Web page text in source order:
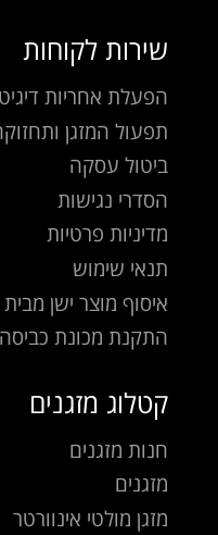
שירות לקוחות
הפעלת אחריות
תפעול המזגן
ביטול עסקה
הסדרי נגישות
מדיניות פרטיות
תנאי שימוש
איסוף מוצר ישן
התקנת מכונת
קטלוג מזגנים
חנות מזגנים
מזגנים
מזגן מולטי אינוורטר